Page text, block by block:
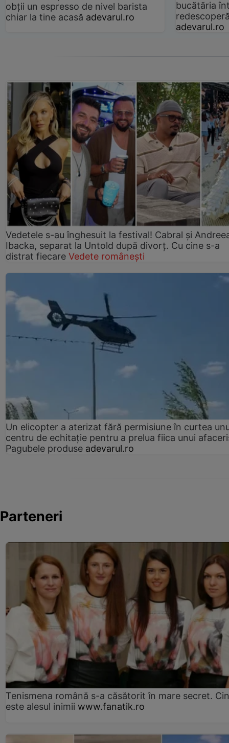
obții un espresso de nivel barista
chiar la tine acasă adevarul.ro
bucătăria
adevarul.ro
Vedetele s-au înghesuit la festival! Cabral și
Ibacka, separat la Untold după divorț. Cu cine s-a
distrat fiecare Vedete românești
Un elicopter a aterizat fără permisiune în curtea
centru de echitație pentru a prelua fiica unui
Pagubele produse adevarul.ro
Parteneri
Tenismena română s-a căsătorit în mare secret.
este alesul inimii www.fanatik.ro